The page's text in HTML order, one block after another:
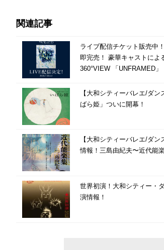
関連記事
ライブ配信チケット販売中
即完売！ 豪華キャストによ
360°VIEW 「UNFRAMED」
【大和シティーバレエ/ダ
ばら姫」ついに開幕！
【大和シティーバレエ/ダン
情報！三島由紀夫〜近代能
世界初演！大和シティー・
演情報！